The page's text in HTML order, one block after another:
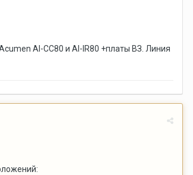
AI-CC80 и AI-IR80 +платы ВЗ. Линия